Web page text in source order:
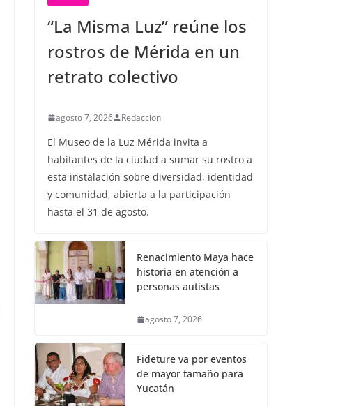
“La Misma Luz” reúne los
rostros de Mérida en un
retrato colectivo
agosto 7, 2026 Redaccion
El Museo de la Luz Mérida invita a
habitantes de la ciudad a sumar su rostro a
esta instalación sobre diversidad, identidad
y comunidad, abierta a la participación
hasta el 31 de agosto.
Renacimiento Maya hace
historia en atención a
personas autistas
agosto 7, 2026
Fideture va por eventos
de mayor tamaño para
Yucatán